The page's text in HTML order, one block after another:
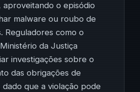
aproveitando o episódio
malware ou roubo de
Reguladores como o
da Justiça
investigações sobre o
das obrigações de
dado que a violação pode